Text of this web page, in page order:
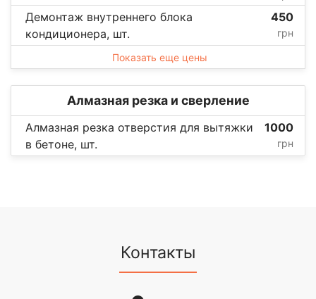
Демонтаж внутреннего блока
кондиционера, шт.
450
грн
Показать еще цены
Алмазная резка и сверление
Алмазная резка отверстия для вытяжки
в бетоне, шт.
1000
грн
Контакты